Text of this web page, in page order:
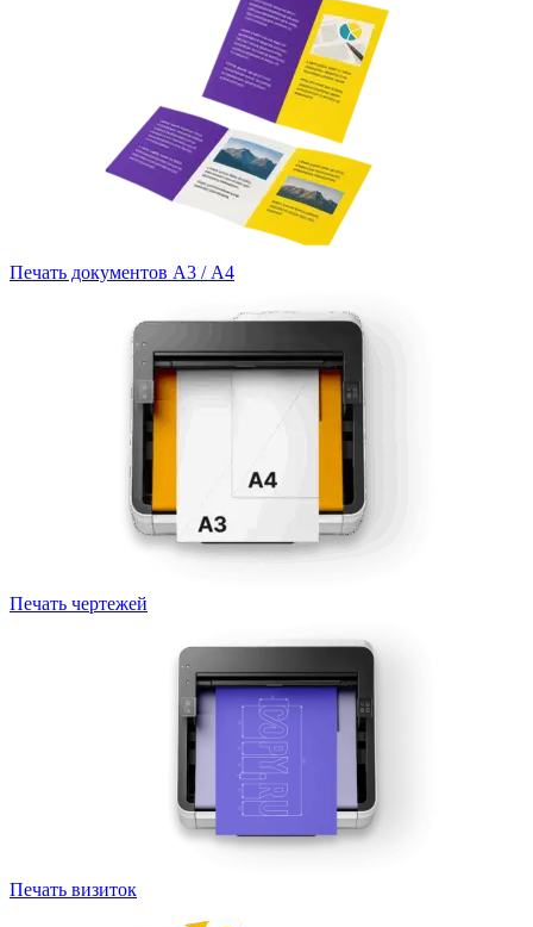
Печать документов А3 / А4
Печать чертежей
Печать визиток